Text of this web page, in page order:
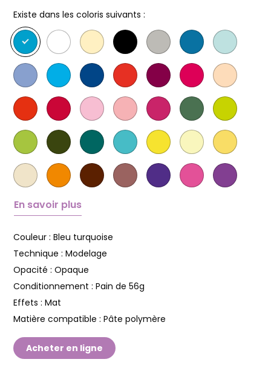
Existe dans les coloris suivants :
En savoir plus
Couleur : Bleu turquoise
Technique : Modelage
Opacité : Opaque
Conditionnement : Pain de 56g
Effets : Mat
Matière compatible : Pâte polymère
Acheter en ligne